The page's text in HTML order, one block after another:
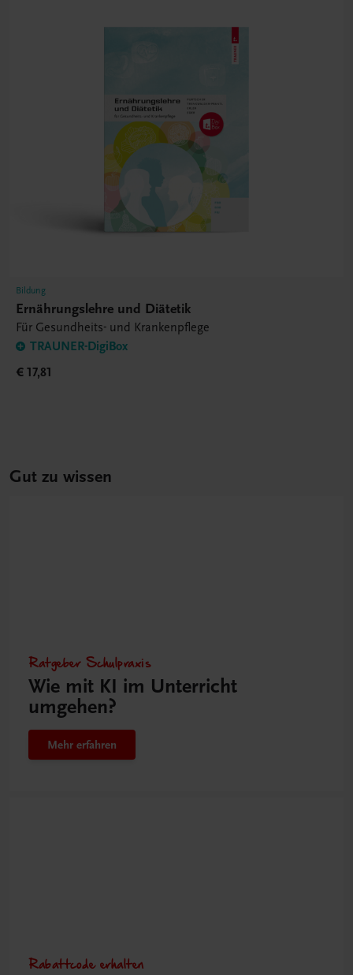
Bildung
Ernährungslehre und Diätetik
Für Gesundheits- und Krankenpflege
TRAUNER-DigiBox
€ 17,81
Gut zu wissen
Ratgeber Schulpraxis
Wie mit KI im Unterricht
umgehen?
Mehr erfahren
Rabattcode erhalten